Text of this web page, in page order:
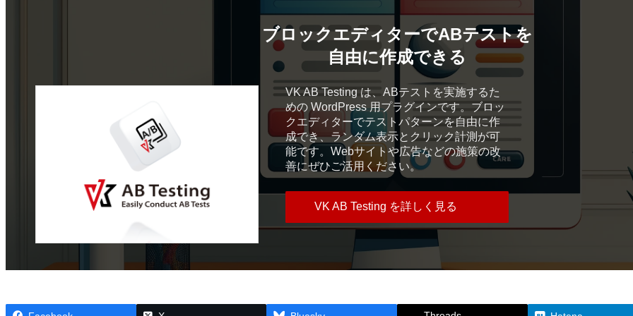
ブロックエディターでABテストを
自由に作成できる
VK AB Testing は、ABテストを実施するた
めの WordPress 用プラグインです。ブロッ
クエディターでテストパターンを自由に作
成でき、ランダム表示とクリック計測が可
能です。Webサイトや広告などの施策の改
善にぜひご活用ください。
VK AB Testing を詳しく見る